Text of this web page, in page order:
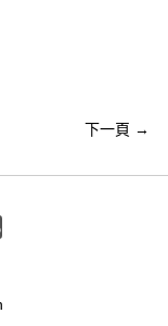
下一頁 →